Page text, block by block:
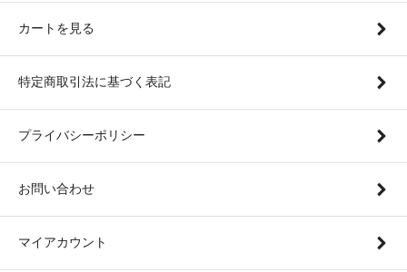
カートを見る
特定商取引法に基づく表記
プライバシーポリシー
お問い合わせ
マイアカウント